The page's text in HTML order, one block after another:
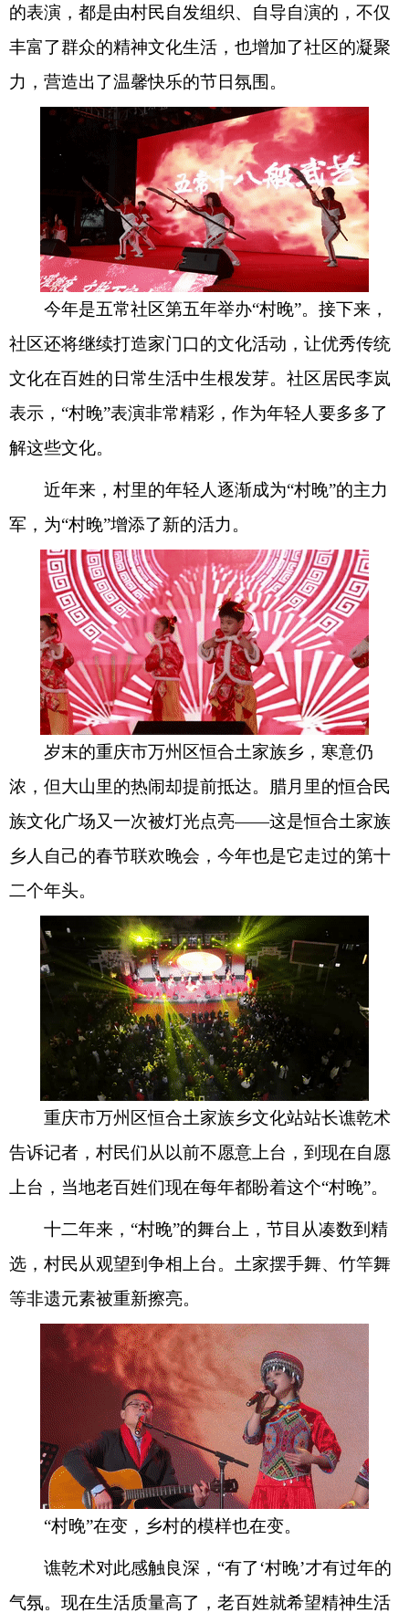
的表演，都是由村民自发组织、自导自演的，不仅
丰富了群众的精神文化生活，也增加了社区的凝聚
力，营造出了温馨快乐的节日氛围。
今年是五常社区第五年举办“村晚”。接下来，
社区还将继续打造家门口的文化活动，让优秀传统
文化在百姓的日常生活中生根发芽。社区居民李岚
表示，“村晚”表演非常精彩，作为年轻人要多多了
解这些文化。
近年来，村里的年轻人逐渐成为“村晚”的主力
军，为“村晚”增添了新的活力。
岁末的重庆市万州区恒合土家族乡，寒意仍
浓，但大山里的热闹却提前抵达。腊月里的恒合民
族文化广场又一次被灯光点亮——这是恒合土家族
乡人自己的春节联欢晚会，今年也是它走过的第十
二个年头。
重庆市万州区恒合土家族乡文化站站长谯乾术
告诉记者，村民们从以前不愿意上台，到现在自愿
上台，当地老百姓们现在每年都盼着这个“村晚”。
十二年来，“村晚”的舞台上，节目从凑数到精
选，村民从观望到争相上台。土家摆手舞、竹竿舞
等非遗元素被重新擦亮。
“村晚”在变，乡村的模样也在变。
谯乾术对此感触良深，“有了‘村晚’才有过年的
气氛。现在生活质量高了，老百姓就希望精神生活